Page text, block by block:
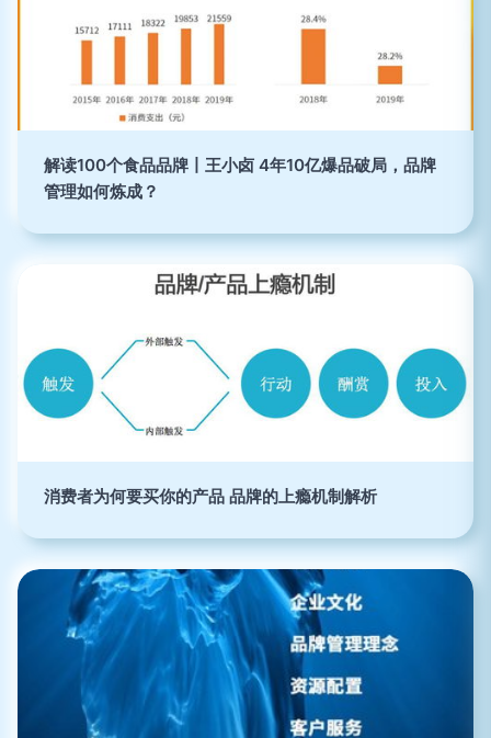
解读100个食品品牌丨王小卤 4年10亿爆品破局，品牌
管理如何炼成？
消费者为何要买你的产品 品牌的上瘾机制解析